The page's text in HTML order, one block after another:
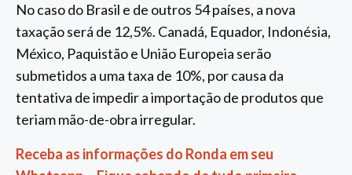
No caso do Brasil e de outros 54 países, a nova
taxação será de 12,5%. Canadá, Equador, Indonésia,
México, Paquistão e União Europeia serão
submetidos a uma taxa de 10%, por causa da
tentativa de impedir a importação de produtos que
teriam mão-de-obra irregular.
Receba as informações do Ronda em seu